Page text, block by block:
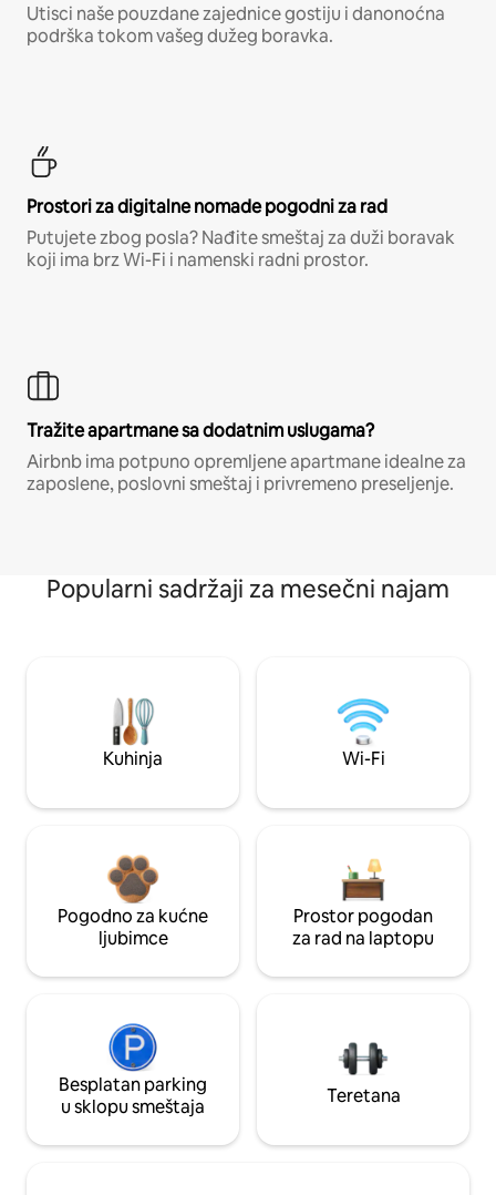
Utisci naše pouzdane zajednice gostiju i danonoćna
podrška tokom vašeg dužeg boravka.
Prostori za digitalne nomade pogodni za rad
Putujete zbog posla? Nađite smeštaj za duži boravak
koji ima brz Wi-Fi i namenski radni prostor.
Tražite apartmane sa dodatnim uslugama?
Airbnb ima potpuno opremljene apartmane idealne za
zaposlene, poslovni smeštaj i privremeno preseljenje.
Popularni sadržaji za mesečni najam
Kuhinja Wi-Fi
Pogodno za kućne
ljubimce
Prostor pogodan
za rad na laptopu
Besplatan parking
u sklopu smeštaja
Teretana